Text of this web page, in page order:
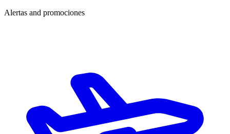
Alertas and promociones